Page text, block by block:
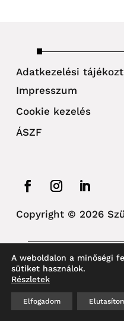
Adatkezelési
Impresszum
Cookie kezelés
ÁSZF
Copyright © 2026
A weboldalon a minőségi
sütiket használok.
Részletek
Elfogadom